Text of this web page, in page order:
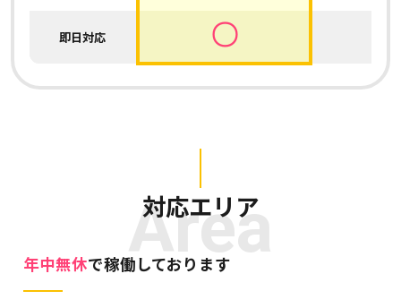
即日対応 〇
Area
対応エリア
年中無休で稼働しております